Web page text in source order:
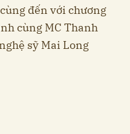
đến với chương
cùng MC Thanh
sỹ Mai Long